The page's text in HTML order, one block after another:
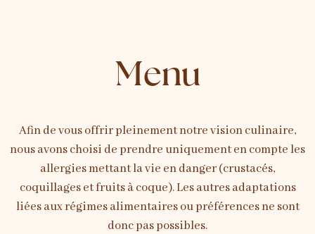
Menu
Afin de vous offrir pleinement notre vision culinaire,
nous avons choisi de prendre uniquement en compte les
allergies mettant la vie en danger (crustacés,
coquillages et fruits à coque). Les autres adaptations
liées aux régimes alimentaires ou préférences ne sont
donc pas possibles.